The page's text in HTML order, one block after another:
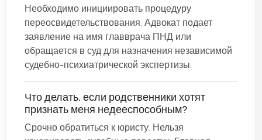
Необходимо инициировать процедуру
переосвидетельствования. Адвокат подает
заявление на имя главврача ПНД или
обращается в суд для назначения независимой
судебно-психиатрической экспертизы.
Что делать, если родственники хотят
признать меня недееспособным?
Срочно обратиться к юристу. Нельзя